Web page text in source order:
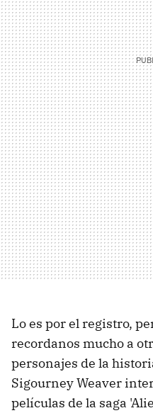
Lo es por el registro,
recordanos mucho a
personajes de la
Sigourney Weaver
películas de la saga